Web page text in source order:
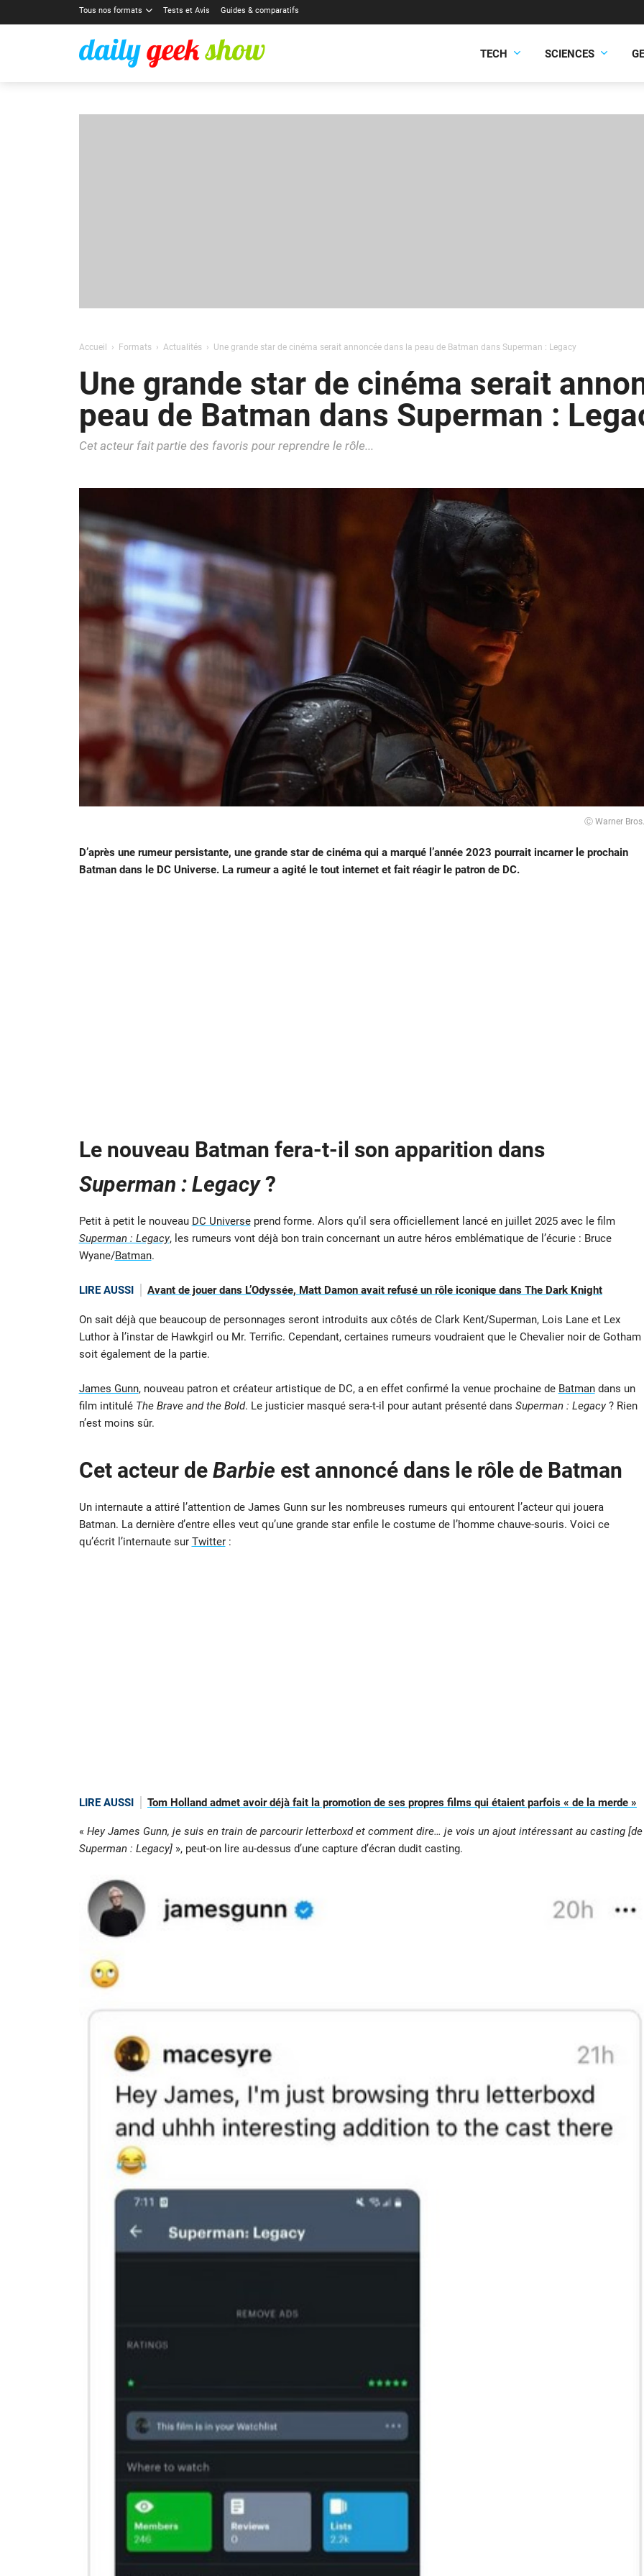
Tous nos formats Tests et Avis Guides & comparatifs
TECH SCIENCES
Accueil Formats Actualités Une grande star de cinéma serait annoncée dans la peau de Batman dans Superman : Legacy
Une grande star de cinéma serait
peau de Batman dans Superman :
Cet acteur fait partie des favoris pour reprendre le rôle...
Ⓒ Warner Bros.
D’après une rumeur persistante, une grande star de cinéma qui a marqué l’année 2023 pourrait incarner le prochain
Batman dans le DC Universe. La rumeur a agité le tout internet et fait réagir le patron de DC.
Le nouveau Batman fera-t-il son apparition dans
Superman : Legacy?
Petit à petit le nouveau DC Universeprend forme. Alors qu’il sera officiellement lancé en juillet 2025 avec le film
Superman : Legacy, les rumeurs vont déjà bon train concernant un autre héros emblématique de l’écurie : Bruce
Wyane/Batman.
LIRE AUSSI Avant de jouer dans L’Odyssée, Matt Damon avait refusé un rôle iconique dans The Dark Knight
On sait déjà que beaucoup de personnages seront introduits aux côtés de Clark Kent/Superman, Lois Lane et Lex
Luthor à l’instar de Hawkgirl ou Mr. Terrific. Cependant, certaines rumeurs voudraient que le Chevalier noir de Gotham
soit également de la partie.
James Gunn, nouveau patron et créateur artistique de DC, a en effet confirmé la venue prochaine de Batmandans un
film intitulé The Brave and the Bold. Le justicier masqué sera-t-il pour autant présenté dans Superman : Legacy? Rien
n’est moins sûr.
Cet acteur de Barbie est annoncé dans le rôle de Batman
Un internaute a attiré l’attention de James Gunn sur les nombreuses rumeurs qui entourent l’acteur qui jouera
Batman. La dernière d’entre elles veut qu’une grande star enfile le costume de l’homme chauve-souris. Voici ce
qu’écrit l’internaute sur Twitter:
LIRE AUSSI Tom Holland admet avoir déjà fait la promotion de ses propres films qui étaient parfois « de la merde »
« Hey James Gunn, je suis en train de parcourir letterboxd et comment dire… je vois un ajout intéressant au casting [de
Superman : Legacy]», peut-on lire au-dessus d’une capture d’écran dudit casting.